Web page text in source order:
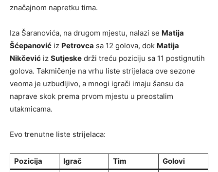
značajnom napretku tima.
Iza Šaranovića, na drugom mjestu, nalazi se Matija
Šćepanović iz Petrovca sa 12 golova, dok Matija
Nikčević iz Sutjeske drži treću poziciju sa 11 postignutih
golova. Takmičenje na vrhu liste strijelaca ove sezone
veoma je uzbudljivo, a mnogi igrači imaju šansu da
naprave skok prema prvom mjestu u preostalim
utakmicama.
Evo trenutne liste strijelaca:
Pozicija Igrač Tim Golovi